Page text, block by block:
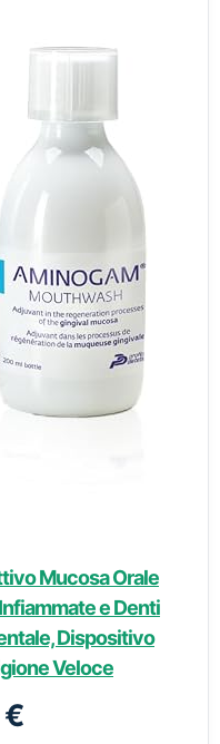
Mucosa Orale
e Denti
Dispositivo
Veloce